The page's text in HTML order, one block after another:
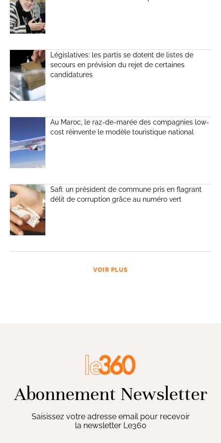
Législatives: les partis se dotent de listes de
secours en prévision du rejet de certaines
candidatures
Au Maroc, le raz-de-marée des compagnies low-
cost réinvente le modèle touristique national
Safi: un président de commune pris en flagrant
délit de corruption grâce au numéro vert
VOIR PLUS
Abonnement Newsletter
Saisissez votre adresse email pour recevoir
la newsletter Le360